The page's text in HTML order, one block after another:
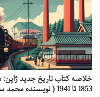
خلاصه کتاب تاریخ جدید ژاپن:
1853 تا 1941 ( نویسنده محمد سرخی )